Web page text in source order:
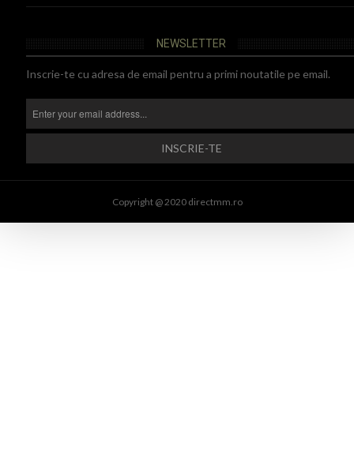
NEWSLETTER
Inscrie-te cu adresa de email pentru a primi noutatile pe email.
Copyright @ 2020 directmm.ro